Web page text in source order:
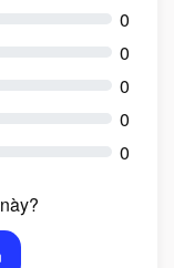
0
0
0
0
0